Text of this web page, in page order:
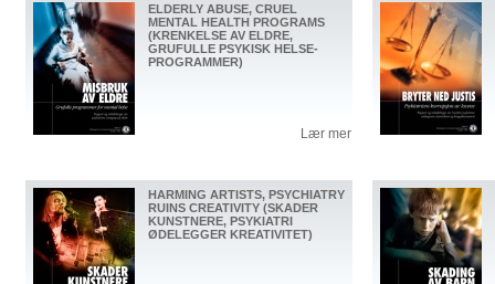
ELDERLY ABUSE, CRUEL
MENTAL HEALTH PROGRAMS
(KRENKELSE AV ELDRE,
GRUFULLE PSYKISK HELSE-
PROGRAMMER)
Lær mer
HARMING ARTISTS, PSYCHIATRY
RUINS CREATIVITY (SKADER
KUNSTNERE, PSYKIATRI
ØDELEGGER KREATIVITET)